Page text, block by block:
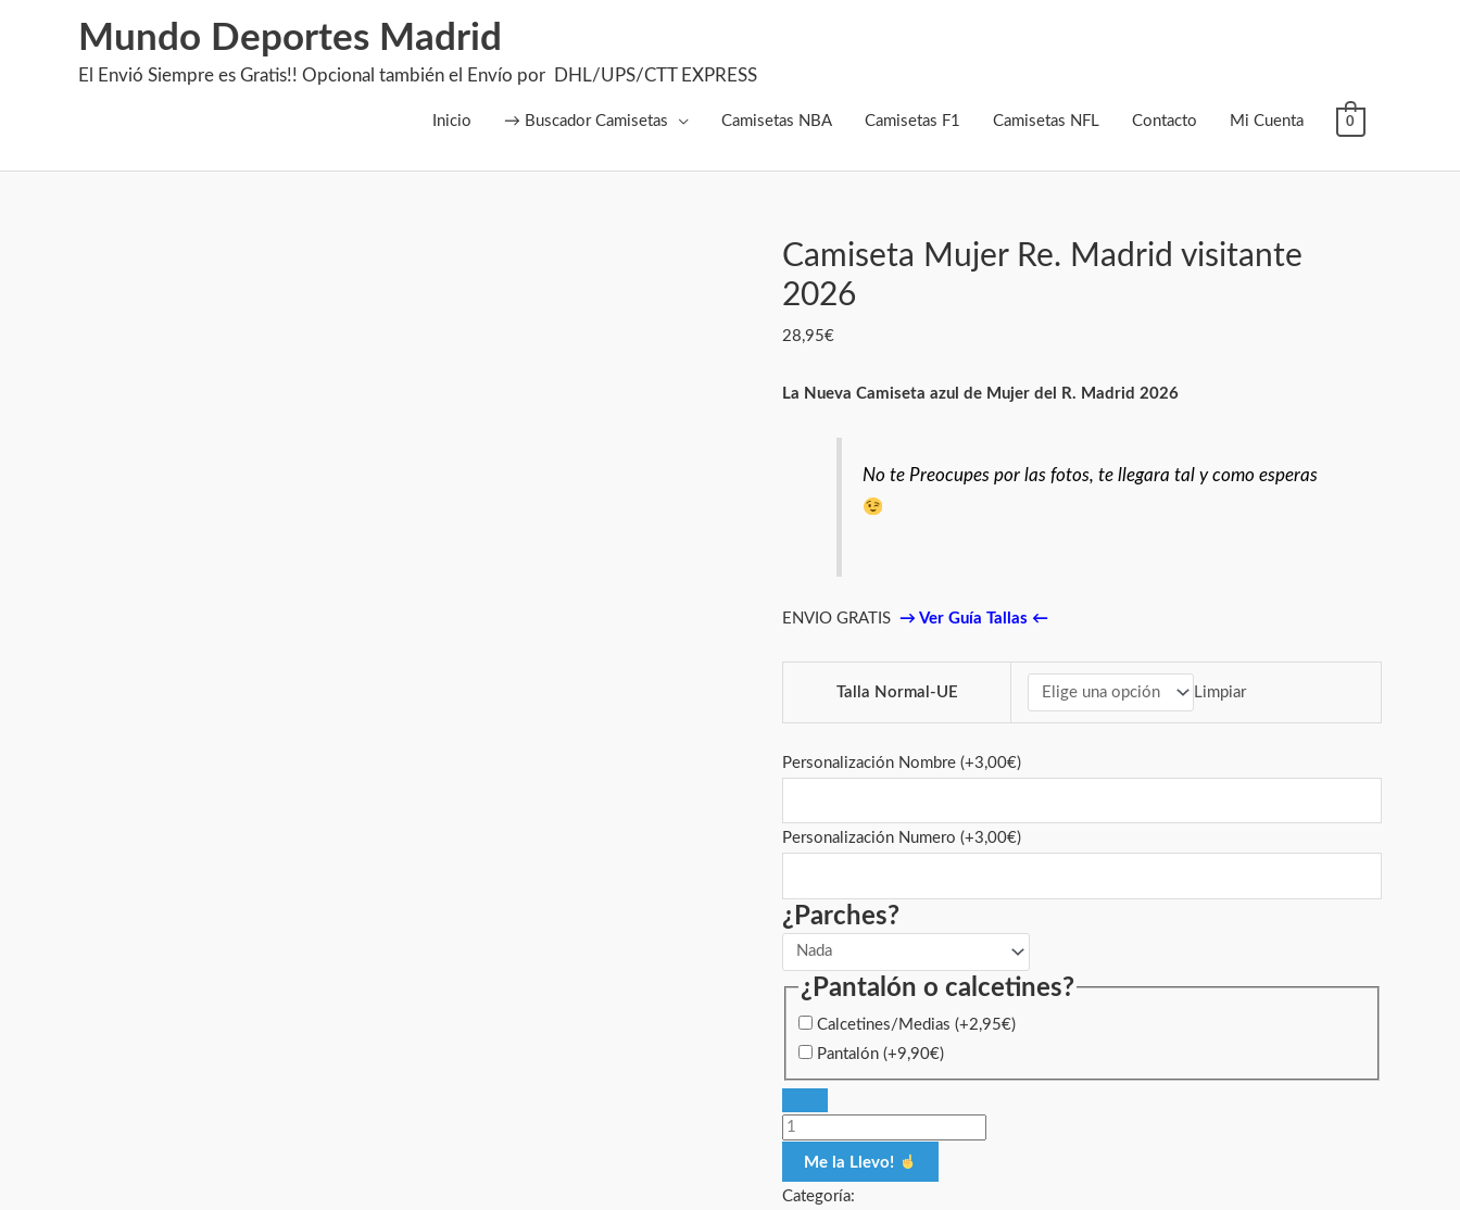
Mundo Deportes Madrid
El Envió Siempre es Gratis!! Opcional también el Envío por DHL/UPS/CTT EXPRESS
Inicio → Buscador Camisetas Camisetas NBA Camisetas F1 Camisetas NFL Contacto Mi Cuenta 0
Camiseta Mujer Re. Madrid visitante
2026
28,95€
La Nueva Camiseta azul de Mujer del R. Madrid 2026
No te Preocupes por las fotos, te llegara tal y como esperas
ENVIO GRATIS → Ver Guía Tallas ←
Talla Normal-UE Limpiar
Personalización Nombre (+3,00€)
Personalización Numero (+3,00€)
¿Parches?
¿Pantalón o calcetines?
Calcetines/Medias(+2,95€)
Pantalón(+9,90€)
Camiseta
Mujer
Re.
Madrid
2026
Me la Llevo!
Categoría: